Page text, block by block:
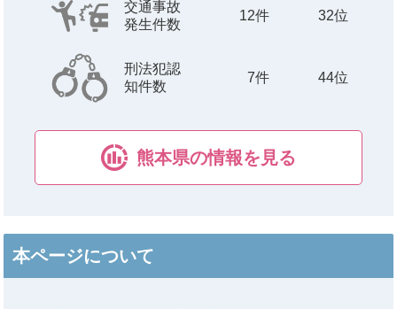
交通事故
発生件数
12件 32位
刑法犯認
知件数
7件 44位
熊本県の情報を見る
本ページについて